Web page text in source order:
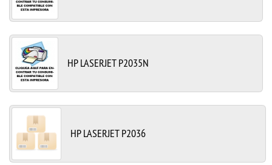
HP LASERJET P2035N
HP LASERJET P2036